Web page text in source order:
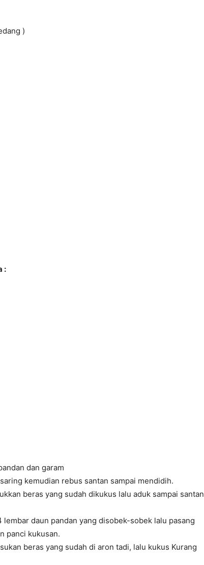
)
:
dan garam
kemudian rebus santan sampai mendidih.
beras yang sudah dikukus lalu aduk sampai santan
daun pandan yang disobek-sobek lalu pasang
panci kukusan.
beras yang sudah di aron tadi, lalu kukus Kurang